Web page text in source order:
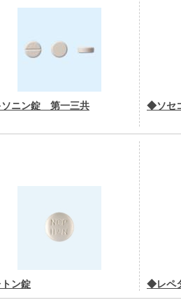
ニン錠 第一三共 ◆ソセ
ン錠 ◆レペ